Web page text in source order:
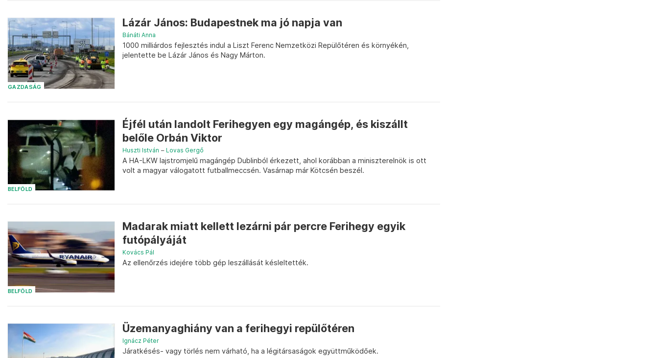
GAZDASÁG
Lázár János: Budapestnek ma jó napja van
Bánáti Anna
1000 milliárdos fejlesztés indul a Liszt Ferenc Nemzetközi Repülőtéren és környékén,
jelentette be Lázár János és Nagy Márton.
BELFÖLD
Éjfél után landolt Ferihegyen egy magángép, és kiszállt
belőle Orbán Viktor
Huszti István – Lovas Gergő
A HA-LKW lajstromjelű magángép Dublinból érkezett, ahol korábban a miniszterelnök is ott
volt a magyar válogatott futballmeccsén. Vasárnap már Kötcsén beszél.
BELFÖLD
Madarak miatt kellett lezárni pár percre Ferihegy egyik
futópályáját
Kovács Pál
Az ellenőrzés idejére több gép leszállását késleltették.
Üzemanyaghiány van a ferihegyi repülőtéren
Ignácz Péter
Járatkésés- vagy törlés nem várható, ha a légitársaságok együttműködőek.